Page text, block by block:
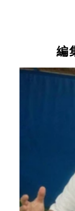
「スマホ
アタマ
編